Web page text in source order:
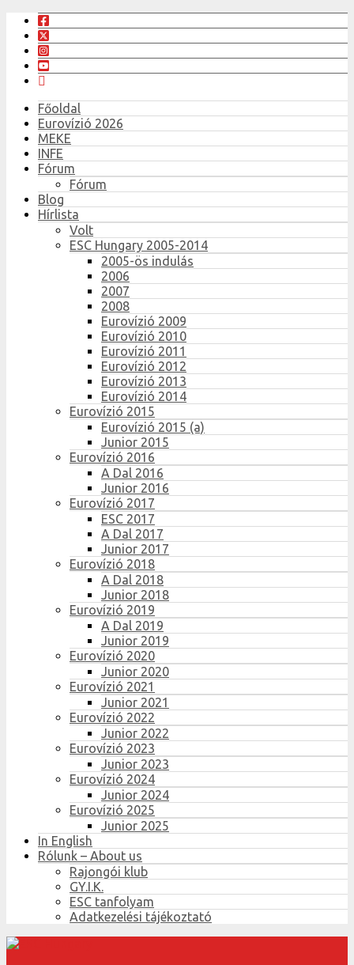
Főoldal
Eurovízió 2026
MEKE
INFE
Fórum
Fórum
Blog
Hírlista
Volt
ESC Hungary 2005-2014
2005-ös indulás
2006
2007
2008
Eurovízió 2009
Eurovízió 2010
Eurovízió 2011
Eurovízió 2012
Eurovízió 2013
Eurovízió 2014
Eurovízió 2015
Eurovízió 2015 (a)
Junior 2015
Eurovízió 2016
A Dal 2016
Junior 2016
Eurovízió 2017
ESC 2017
A Dal 2017
Junior 2017
Eurovízió 2018
A Dal 2018
Junior 2018
Eurovízió 2019
A Dal 2019
Junior 2019
Eurovízió 2020
Junior 2020
Eurovízió 2021
Junior 2021
Eurovízió 2022
Junior 2022
Eurovízió 2023
Junior 2023
Eurovízió 2024
Junior 2024
Eurovízió 2025
Junior 2025
In English
Rólunk – About us
Rajongói klub
GY.I.K.
ESC tanfolyam
Adatkezelési tájékoztató